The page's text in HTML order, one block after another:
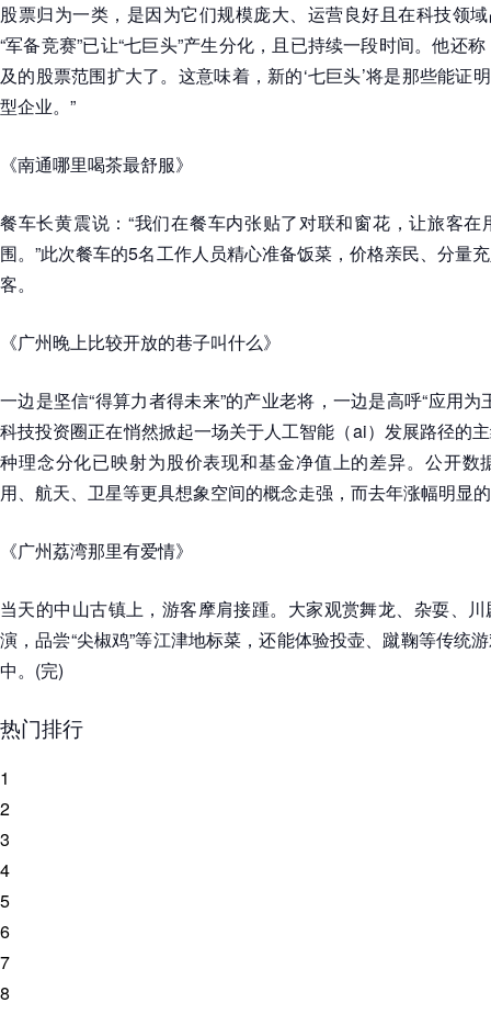
股票归为一类，是因为它们规模庞大、运营良好且在科技领
“军备竞赛”已让“七巨头”产生分化，且已持续一段时间。他还
及的股票范围扩大了。这意味着，新的‘七巨头’将是那些能证
型企业。”
《南通哪里喝茶最舒服》
餐车长黄震说：“我们在餐车内张贴了对联和窗花，让旅客
围。”此次餐车的5名工作人员精心准备饭菜，价格亲民、分量
客。
《广州晚上比较开放的巷子叫什么》
一边是坚信“得算力者得未来”的产业老将，一边是高呼“应用
科技投资圈正在悄然掀起一场关于人工智能（ai）发展路径的
种理念分化已映射为股价表现和基金净值上的差异。公开数
用、航天、卫星等更具想象空间的概念走强，而去年涨幅明显
《广州荔湾那里有爱情》
当天的中山古镇上，游客摩肩接踵。大家观赏舞龙、杂耍、
演，品尝“尖椒鸡”等江津地标菜，还能体验投壶、蹴鞠等传统
中。(完)
热门排行
1
2
3
4
5
6
7
8